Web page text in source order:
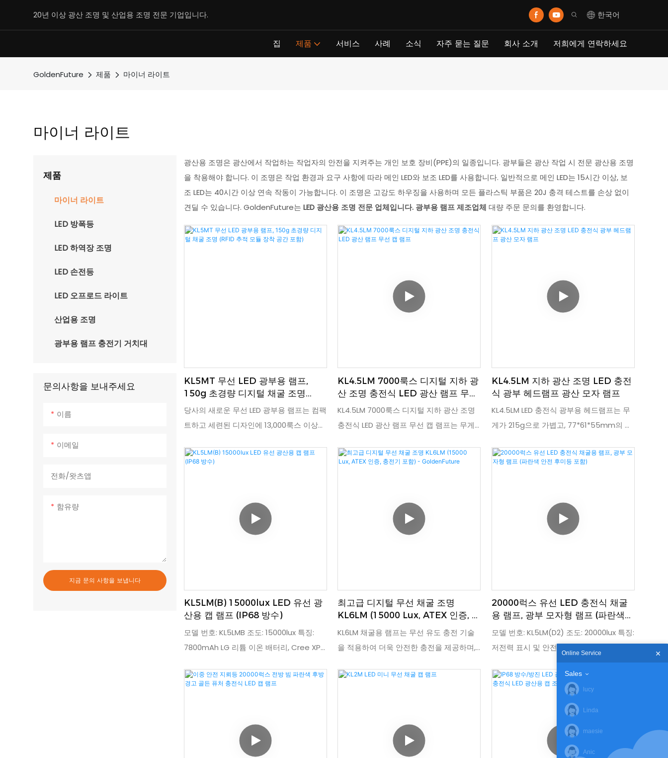
20년 이상 광산 조명 및 산업용 조명 전문 기업입니다. 한국어
집 제품 서비스 사례 소식 자주 묻는 질문 회사 소개 저희에게 연락하세요
GoldenFuture 제품 마이너 라이트
마이너 라이트
제품
마이너 라이트
LED 방폭등
LED 하역장 조명
LED 손전등
LED 오프로드 라이트
산업용 조명
광부용 램프 충전기 거치대
문의사항을 보내주세요
이름
이메일
전화/왓츠앱
함유량
지금 문의 사항을 보냅니다
광산용 조명은 광산에서 작업하는 작업자의 안전을 지켜주는 개인 보호 장비(PPE)의 일종입니다. 광부들은 광산 작업 시 전문 광산용 조명
을 착용해야 합니다. 이 조명은 작업 환경과 요구 사항에 따라 메인 LED와 보조 LED를 사용합니다. 일반적으로 메인 LED는 15시간 이상, 보
조 LED는 40시간 이상 연속 작동이 가능합니다. 이 조명은 고강도 하우징을 사용하며 모든 플라스틱 부품은 20J 충격 테스트를 손상 없이
견딜 수 있습니다. GoldenFuture는 LED 광산용 조명 전문 업체입니다.광부용 램프 제조업체 대량 주문 문의를 환영합니다.
KL5MT 무선 LED 광부용 램프,
150g 초경량 디지털 채굴 조명
(RFID 추적 모듈 장착 공간 포함)
당사의 새로운 무선 LED 광부용 램프는 컴팩
트하고 세련된 디자인에 13,000룩스 이상의
간 편안한 작업 환경을 제공합니다. 디지털
RFID 기능을 지원하며, 다양한 모듈(모듈 미
포함)을 위한 내부 공간과 PCB 인터페이스
가 마련되어 있습니다. 또한 램프, 디스플레
명으로, 위치 조절 모듈은 고객께서 별도로
준비하셔야 합니다.
KL4.5LM 7000룩스 디지털 지하 광
산 조명 충전식 LED 광산 램프 무선
캡 램프
KL4.5LM 7000룩스 디지털 지하 광산 조명
충전식 LED 광산 램프 무선 캡 램프는 무게
77*61*55mm 크기입니다. 안전 헬멧을 착
배터리 유형: 리튬 이온 배터리, IP 등급:
IP68, 인증: ATEX, CE, 포장: 20개/상자
KL4.5LM 지하 광산 조명 LED 충전
식 광부 헤드램프 광산 모자 램프
KL4.5LM LED 충전식 광부용 헤드램프는 무
게가 215g으로 가볍고, 77*61*55mm의 휴
는 광부 및 건설 작업자에게 적합합니다. 모
ATEX, CE, 포장: 20개/상자
KL5LM(B) 15000lux LED 유선 광
산용 캡 램프 (IP68 방수)
모델 번호: KL5LMB 조도: 15000lux 특징:
7800mAh LG 리튬 이온 배터리, Cree XPE
폭 마크: IM1 Ex ia I Ma IP 등급: IP68
최고급 디지털 무선 채굴 조명
KL6LM (15000 Lux, ATEX 인증, 충
전기 포함) - GoldenFuture
KL6LM 채굴용 램프는 무선 유도 충전 기술
을 적용하여 더욱 안전한 충전을 제공하며,
다. OLED 디스플레이를 통해 채굴 중에도 날
선 유도 충전, OLED 디스플레이, 인증: ATEX,
방진/방수 마크: IMI Exia I Ma EN60079-
35-1, 방수/방진 등급: IP67
20000럭스 유선 LED 충전식 채굴
용 램프, 광부 모자형 램프 (파란색
안전 후미등 포함)
모델 번호: KL5LM(D2) 조도: 20000lux 특징:
저전력 표시 및 안전 후미등 방폭 마크: IM1
Ex ia I Ma IP 등급: IP68
Online Service
Sales
lucy
Linda
maesie
Anic